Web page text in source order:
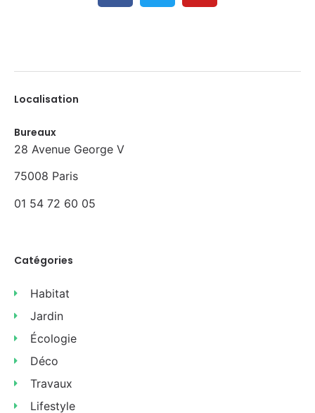
Localisation
Bureaux
28 Avenue George V
75008 Paris
01 54 72 60 05
Catégories
Habitat
Jardin
Écologie
Déco
Travaux
Lifestyle